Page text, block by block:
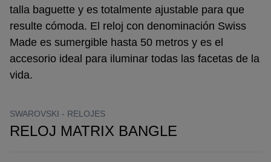
talla baguette y es totalmente ajustable para que
resulte cómoda. El reloj con denominación Swiss
Made es sumergible hasta 50 metros y es el
accesorio ideal para iluminar todas las facetas de la
vida.
SWAROVSKI - RELOJES
RELOJ MATRIX BANGLE